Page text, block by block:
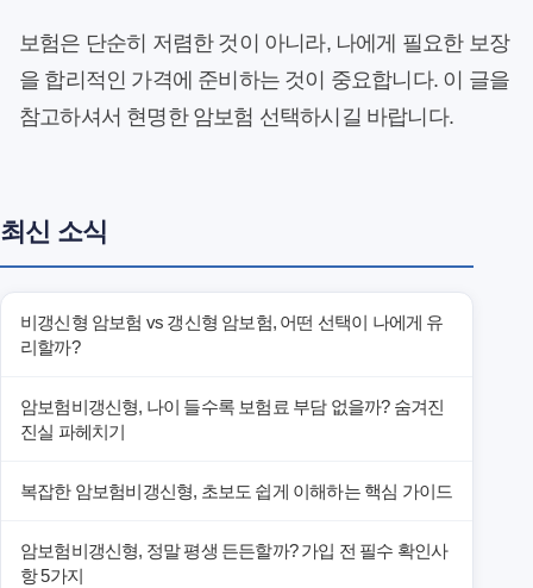
보험은 단순히 저렴한 것이 아니라, 나에게 필요한 보장
을 합리적인 가격에 준비하는 것이 중요합니다. 이 글을
참고하셔서 현명한 암보험 선택하시길 바랍니다.
최신 소식
비갱신형 암보험 vs 갱신형 암보험, 어떤 선택이 나에게 유
리할까?
암보험비갱신형, 나이 들수록 보험료 부담 없을까? 숨겨진
진실 파헤치기
복잡한 암보험비갱신형, 초보도 쉽게 이해하는 핵심 가이드
암보험비갱신형, 정말 평생 든든할까? 가입 전 필수 확인사
항 5가지